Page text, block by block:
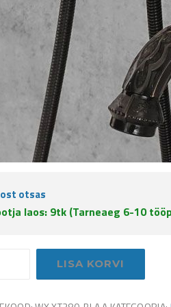
otsas
laos: 9tk (Tarneaeg 6-10
LISA KORVI